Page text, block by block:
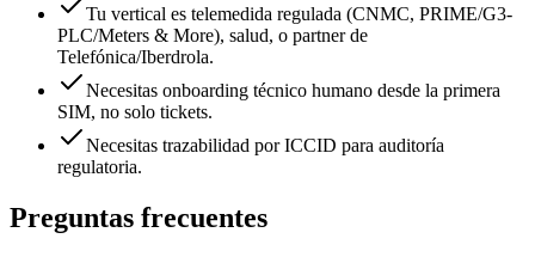
Tu vertical es telemedida regulada (CNMC, PRIME/G3-
PLC/Meters & More), salud, o partner de
Telefónica/Iberdrola.
Necesitas onboarding técnico humano desde la primera
SIM, no solo tickets.
Necesitas trazabilidad por ICCID para auditoría
regulatoria.
Preguntas frecuentes